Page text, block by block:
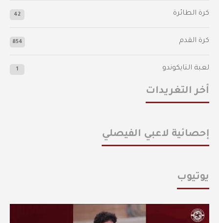
كرة الطائرة 42
كرة القدم 854
لعبة التايكوندو 1
أخر التغريدات
إحصائية لاعبي الفيصلي
يوتيوب